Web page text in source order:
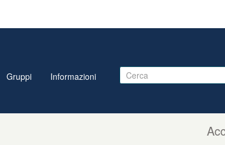
Gruppi Informazioni